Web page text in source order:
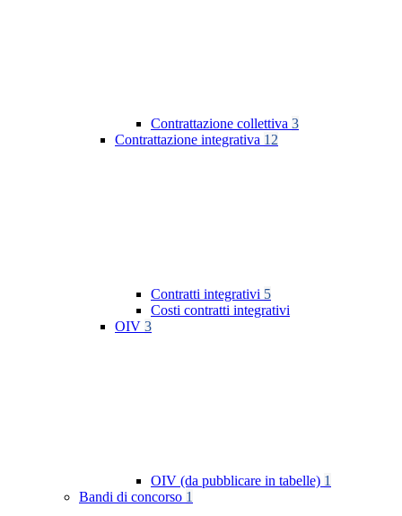
Contrattazione collettiva 3
Contrattazione integrativa 12
Contratti integrativi 5
Costi contratti integrativi
OIV 3
OIV (da pubblicare in tabelle) 1
Bandi di concorso 1